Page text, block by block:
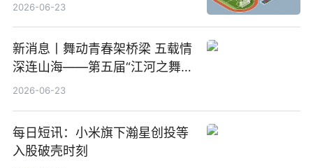
2026-06-23
新消息丨舞动青春架桥梁 五载情
深连山海——第五届“江河之舞”
中美青少年文化交流展演在镇江
2026-06-23
每日短讯：小米旗下瀚星创投等
入股破壳时刻